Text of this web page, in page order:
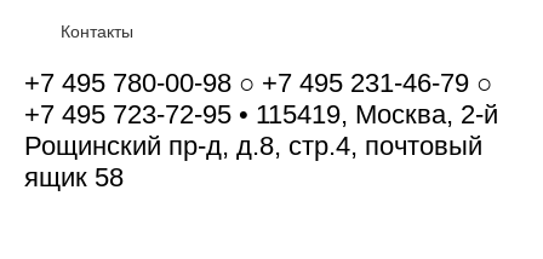
Контакты
+7 495 780-00-98 ○ +7 495 231-46-79 ○
+7 495 723-72-95 • 115419, Москва, 2-й
Рощинский пр-д, д.8, стр.4, почтовый
ящик 58